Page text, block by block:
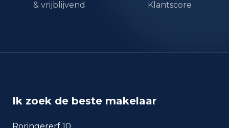
okt 2024
Luyksgestel.
& vrijblijvend Klantscore
Ik zoek de beste makelaar